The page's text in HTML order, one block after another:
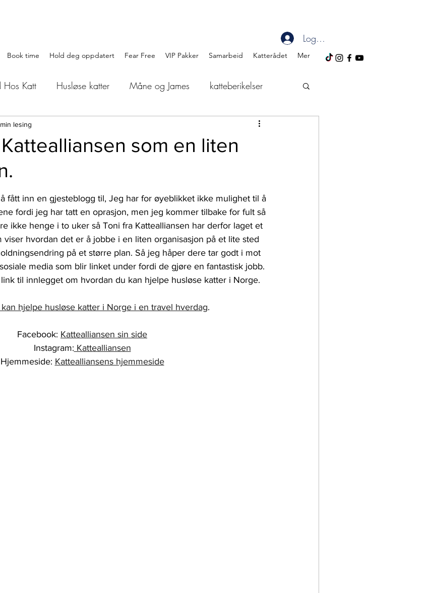
Book time Hold deg oppdatert Fear Free VIP Pakker Samarbeid Katterådet Mer
Logg inn
Hos Katt Husløse katter Måne og James katteberikelser
Høytider julekalender for katt
Nyttårsaften
vitenskapelig artikler katten som predator food puzzles
kattegårder Senior katter
som en liten
lesing
fått inn en gjesteblogg til, Jeg har for øyeblikket ikke mulighet til å
fordi jeg har tatt en oprasjon, men jeg kommer tilbake for fult så
ikke henge i to uker så Toni fra Kattealliansen har derfor laget et
viser hvordan det er å jobbe i en liten organisasjon på et lite sted
på et større plan. Så jeg håper dere tar godt i mot
media som blir linket under fordi de gjøre en fantastisk jobb.
til innlegget om hvordan du kan hjelpe husløse katter i Norge.
hjelpe husløse katter i Norge i en travel hverdag.
Facebook: Kattealliansen sin side
Instagram: Kattealliansen
Hjemmeside: Kattealliansens hjemmeside